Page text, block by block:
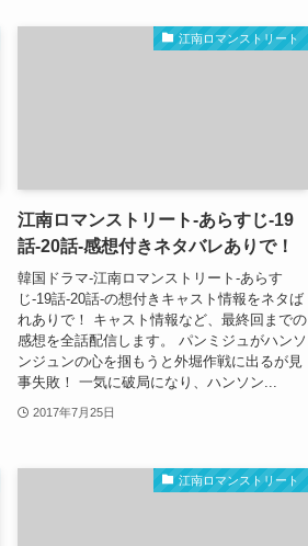
江南ロマンストリート
江南ロマンストリート-あらすじ-19
話-20話-感想付きネタバレありで！
韓国ドラマ-江南ロマンストリート-あらす
じ-19話-20話-の想付きキャスト情報をネタば
れありで！ キャスト情報など、最終回までの
感想を全話配信します。 パンミジュがハンソ
ンジュンの心を掴もうと外堀作戦に出るが見
事失敗！ 一気に破局になり、ハンソン...
2017年7月25日
江南ロマンストリート